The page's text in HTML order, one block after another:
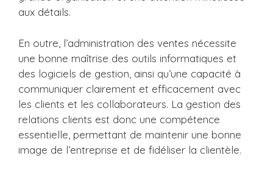
aux détails.
En outre, l’administration des ventes nécessite
une bonne maîtrise des outils informatiques et
des logiciels de gestion, ainsi qu’une capacité à
communiquer clairement et efficacement avec
les clients et les collaborateurs. La gestion des
relations clients est donc une compétence
essentielle, permettant de maintenir une bonne
image de l’entreprise et de fidéliser la clientèle.